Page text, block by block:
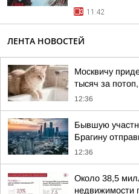
11:42
ЛЕНТА НОВОСТЕЙ
Москвичу
тысяч за
12:36
Бывшую
Брагину
12:36
Около 38,5
недвижимости